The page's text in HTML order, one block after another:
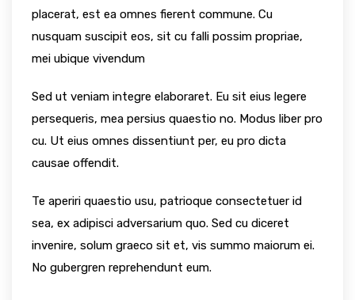
placerat, est ea omnes fierent commune. Cu
nusquam suscipit eos, sit cu falli possim propriae,
mei ubique vivendum
Sed ut veniam integre elaboraret. Eu sit eius legere
persequeris, mea persius quaestio no. Modus liber pro
cu. Ut eius omnes dissentiunt per, eu pro dicta
causae offendit.
Te aperiri quaestio usu, patrioque consectetuer id
sea, ex adipisci adversarium quo. Sed cu diceret
invenire, solum graeco sit et, vis summo maiorum ei.
No gubergren reprehendunt eum.